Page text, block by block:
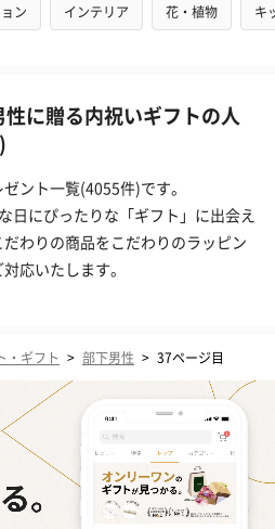
ン インテリア 花・植物 キ
性に贈る内祝いギフトの人
ント一覧(4055件)です。
日にぴったりな「ギフト」に出会え
わりの商品をこだわりのラッピン
応いたします。
・ギフト > 部下男性 > 37ページ目